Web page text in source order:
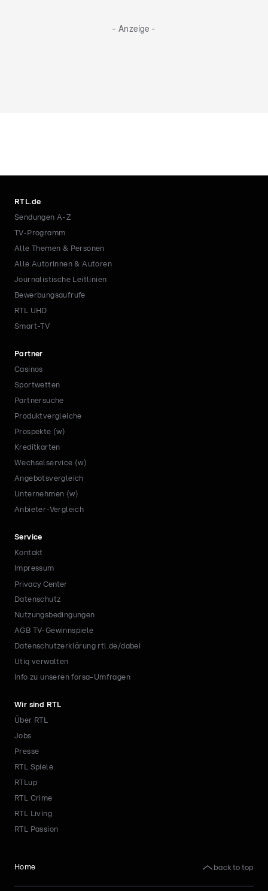
- Anzeige -
RTL.de
Sendungen A-Z
TV-Programm
Alle Themen & Personen
Alle Autorinnen & Autoren
Journalistische Leitlinien
Bewerbungsaufrufe
RTL UHD
Smart-TV
Partner
Casinos
Sportwetten
Partnersuche
Produktvergleiche
Prospekte (w)
Kreditkarten
Wechselservice (w)
Angebotsvergleich
Unternehmen (w)
Anbieter-Vergleich
Service
Kontakt
Impressum
Privacy Center
Datenschutz
Nutzungsbedingungen
AGB TV-Gewinnspiele
Datenschutzerklärung rtl.de/dabei
Utiq verwalten
Info zu unseren forsa-Umfragen
Wir sind RTL
Über RTL
Jobs
Presse
RTL Spiele
RTLup
RTL Crime
RTL Living
RTL Passion
Home back to top